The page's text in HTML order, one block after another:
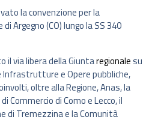
la convenzione per la
Argegno (CO) lungo la SS 340
via libera della Giuntaregionalesu
e Opere pubbliche,
oltre alla Regione, Anas, la
Commercio di Como e Lecco, il
di Tremezzina e la Comunità